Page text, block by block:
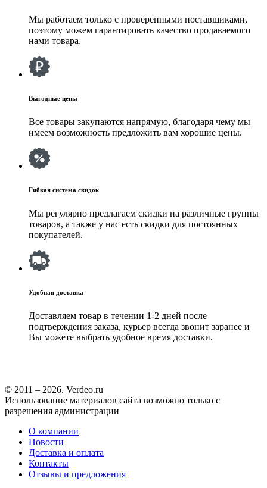
Мы работаем только с проверенными поставщиками,
поэтому можем гарантировать качество продаваемого
нами товара.
Выгодные цены
Все товары закупаются напрямую, благодаря чему мы
имеем возможность предложить вам хорошие цены.
Гибкая система скидок
Мы регулярно предлагаем скидки на различные группы
товаров, а также у нас есть скидки для постоянных
покупателей.
Удобная доставка
Доставляем товар в течении 1-2 дней после
подтверждения заказа, курьер всегда звонит заранее и
Вы можете выбрать удобное время доставки.
© 2011 – 2026. Verdeo.ru
Использование материалов сайта возможно только с
разрешения администрации
О компании
Новости
Доставка и оплата
Контакты
Отзывы и предложения